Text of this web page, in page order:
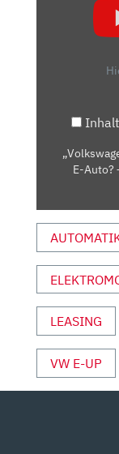
EINSTEIGER-
AUTO?
|
AUTO
MOTOR
UND
VON
YOUTUBE
ANZEIGEN
E-Auto?
LEASING
VW E-UP